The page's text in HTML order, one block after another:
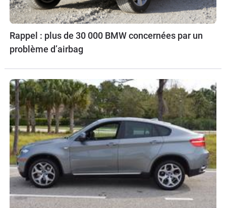
Rappel : plus de 30 000 BMW concernées par un
problème d’airbag